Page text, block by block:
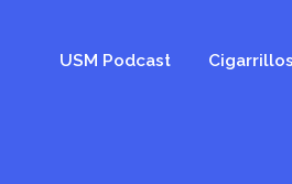
USM Podcast